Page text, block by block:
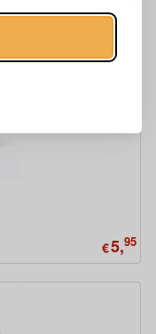
€37,
€5,95